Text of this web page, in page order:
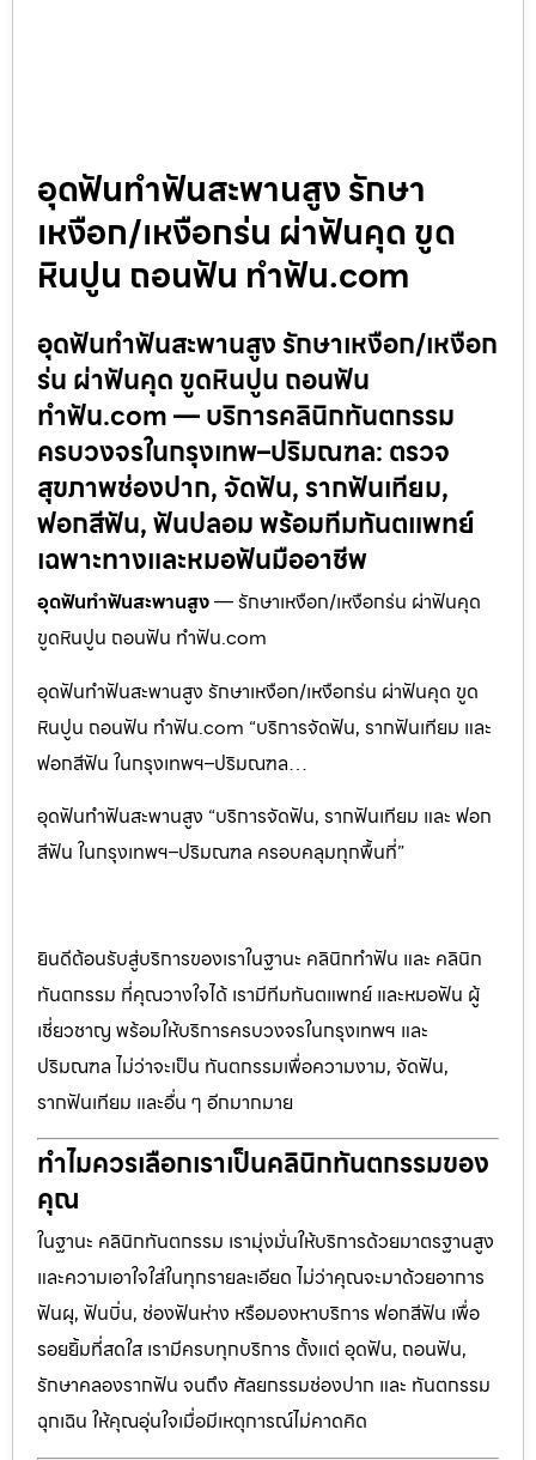
อุดฟันทำฟันสะพานสูง รักษา
เหงือก/เหงือกร่น ผ่าฟันคุด ขูด
หินปูน ถอนฟัน ทำฟัน.com
อุดฟันทำฟันสะพานสูง รักษาเหงือก/เหงือก
ร่น ผ่าฟันคุด ขูดหินปูน ถอนฟัน
ทำฟัน.com — บริการคลินิกทันตกรรม
ครบวงจรในกรุงเทพ–ปริมณฑล: ตรวจ
สุขภาพช่องปาก, จัดฟัน, รากฟันเทียม,
ฟอกสีฟัน, ฟันปลอม พร้อมทีมทันตแพทย์
เฉพาะทางและหมอฟันมืออาชีพ
อุดฟันทำฟันสะพานสูง— รักษาเหงือก/เหงือกร่น ผ่าฟันคุด
ขูดหินปูน ถอนฟัน ทำฟัน.com
อุดฟันทำฟันสะพานสูง รักษาเหงือก/เหงือกร่น ผ่าฟันคุด ขูด
หินปูน ถอนฟัน ทำฟัน.com “บริการจัดฟัน, รากฟันเทียม และ
ฟอกสีฟัน ในกรุงเทพฯ–ปริมณฑล…
อุดฟันทำฟันสะพานสูง “บริการจัดฟัน, รากฟันเทียม และ ฟอก
สีฟัน ในกรุงเทพฯ–ปริมณฑล ครอบคลุมทุกพื้นที่”
ยินดีต้อนรับสู่บริการของเราในฐานะ คลินิกทำฟัน และ คลินิก
ทันตกรรม ที่คุณวางใจได้ เรามีทีมทันตแพทย์ และหมอฟัน ผู้
เชี่ยวชาญ พร้อมให้บริการครบวงจรในกรุงเทพฯ และ
ปริมณฑล ไม่ว่าจะเป็น ทันตกรรมเพื่อความงาม, จัดฟัน,
รากฟันเทียม และอื่น ๆ อีกมากมาย
ทำไมควรเลือกเราเป็นคลินิกทันตกรรมของ
คุณ
ในฐานะ คลินิกทันตกรรม เรามุ่งมั่นให้บริการด้วยมาตรฐานสูง
และความเอาใจใส่ในทุกรายละเอียด ไม่ว่าคุณจะมาด้วยอาการ
ฟันผุ, ฟันบิ่น, ช่องฟันห่าง หรือมองหาบริการ ฟอกสีฟัน เพื่อ
รอยยิ้มที่สดใส เรามีครบทุกบริการ ตั้งแต่ อุดฟัน, ถอนฟัน,
รักษาคลองรากฟัน จนถึง ศัลยกรรมช่องปาก และ ทันตกรรม
ฉุกเฉิน ให้คุณอุ่นใจเมื่อมีเหตุการณ์ไม่คาดคิด